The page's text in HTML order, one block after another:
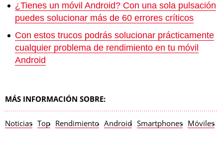
¿Tienes un móvil Android? Con una sola pulsación
puedes solucionar más de 60 errores críticos
Con estos trucos podrás solucionar prácticamente
cualquier problema de rendimiento en tu móvil
Android
MÁS INFORMACIÓN SOBRE:
Noticias Top Rendimiento Android Smartphones Móviles